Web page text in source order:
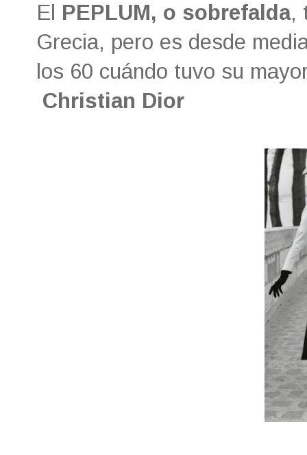
El PEPLUM, o sobrefalda,
Grecia, pero es desde
los 60 cuándo tuvo su
Christian Dior